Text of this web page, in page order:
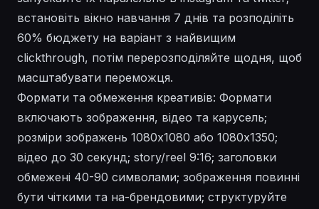
встановіть вікно навчання 7 днів та розподіліть
60% бюджету на варіант з найвищим
clickthrough, потім перерозподіляйте щодня, щоб
масштабувати переможця.
Формати та обмеження креативів: Формати
включають зображення, відео та карусель;
розміри зображень 1080x1080 або 1080x1350;
відео до 30 секунд; story/reel 9:16; заголовки
обмежені 40-90 символами; зображення повинні
бути чіткими та на-брендовими; структуруйте